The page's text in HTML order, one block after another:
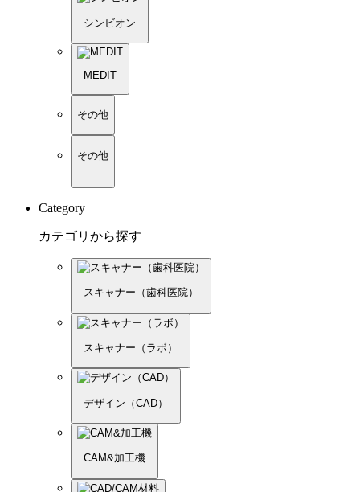
シンビオン
MEDIT
その他
その他
Category
カテゴリから探す
スキャナー（歯科医院）
スキャナー（ラボ）
デザイン（CAD）
CAM&加工機